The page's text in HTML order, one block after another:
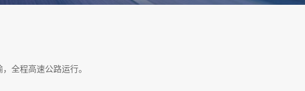
全程高速公路运行。